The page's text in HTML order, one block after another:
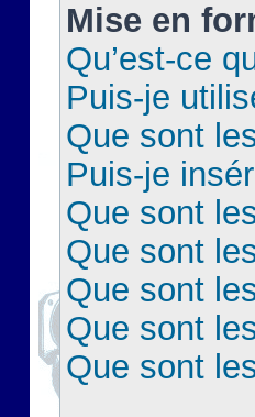
Mise en
Qu’est-ce
Puis-je
Que sont
Puis-je
Que sont
Que sont
Que sont
Que sont
Que sont